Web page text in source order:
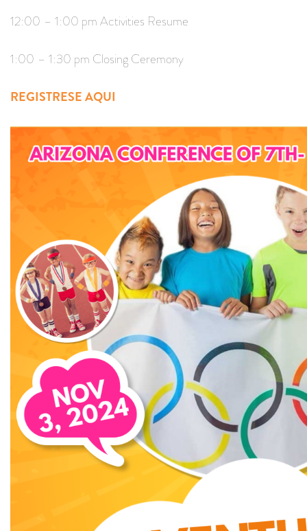
12:00 – 1:00 pm Activities Resume
1:00 – 1:30 pm Closing Ceremony
REGISTRESE AQUI